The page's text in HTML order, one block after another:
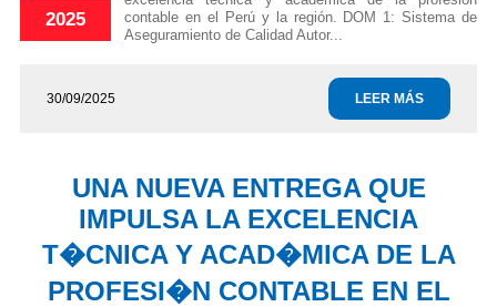
2025
contable en el Perú y la región. DOM 1: Sistema de
Aseguramiento de Calidad Autor...
30/09/2025 LEER MÁS
UNA NUEVA ENTREGA QUE
IMPULSA LA EXCELENCIA
T�CNICA Y ACAD�MICA DE LA
PROFESI�N CONTABLE EN EL